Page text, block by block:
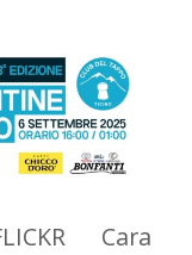
Cara